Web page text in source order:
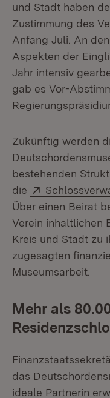
und Stadt haben
Zustimmung des
Anfang Juli. An
Aspekten der
Jahr intensiv
gab es Vor-
Zukünftig werden
bestehenden
die
Extern:
Über einen Beirat
Verein inhaltlichen
Kreis und Stadt zu
zugesagten
Museumsarbeit.
Mehr als
das
ideale Partnerin